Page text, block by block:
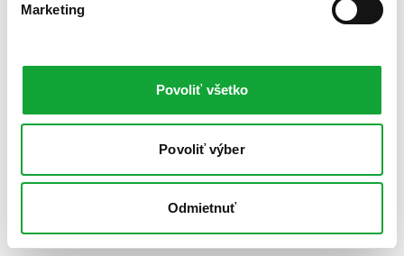
Marketing
Povoliť všetko
Povoliť výber
Odmietnuť